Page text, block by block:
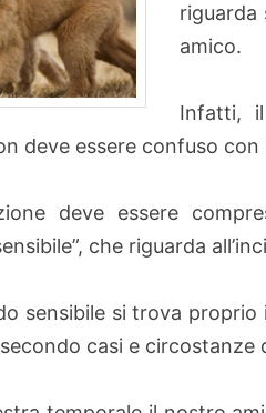
riguarda
amico.
Infatti,
deve essere confuso
deve essere
che riguarda
sensibile si trova
casi e